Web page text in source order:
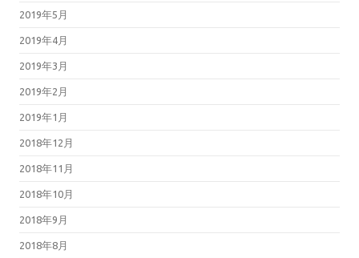
2019年5月
2019年4月
2019年3月
2019年2月
2019年1月
2018年12月
2018年11月
2018年10月
2018年9月
2018年8月